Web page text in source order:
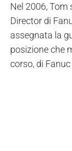
Nel 2006,
Director di
assegnata la
posizione che
corso, di